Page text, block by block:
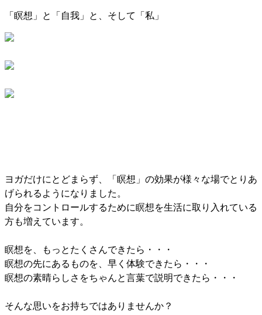
「瞑想」と「自我」と、そして「私」
ヨガだけにとどまらず、「瞑想」の効果が様々な場でとりあ
げられるようになりました。
自分をコントロールするために瞑想を生活に取り入れている
方も増えています。
瞑想を、もっとたくさんできたら・・・
瞑想の先にあるものを、早く体験できたら・・・
瞑想の素晴らしさをちゃんと言葉で説明できたら・・・
そんな思いをお持ちではありませんか？